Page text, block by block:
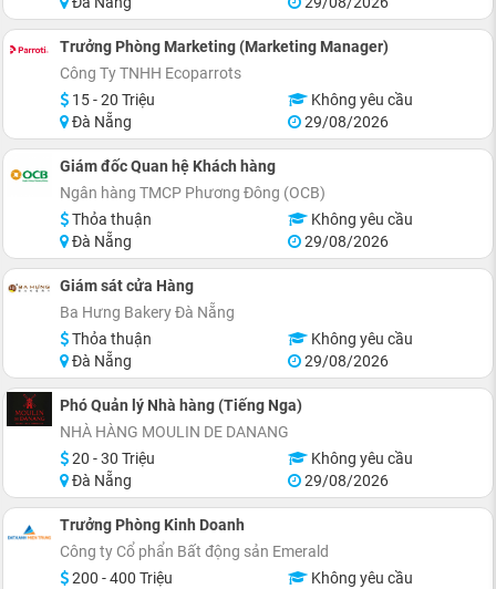
Trưởng Phòng Marketing (Marketing Manager)
Công Ty TNHH Ecoparrots
15 - 20 Triệu
Không yêu cầu
Đà Nẵng
29/08/2026
Giám đốc Quan hệ Khách hàng
Ngân hàng TMCP Phương Đông (OCB)
Thỏa thuận
Không yêu cầu
Đà Nẵng
29/08/2026
Giám sát cửa Hàng
Ba Hưng Bakery Đà Nẵng
Thỏa thuận
Không yêu cầu
Đà Nẵng
29/08/2026
Phó Quản lý Nhà hàng (Tiếng Nga)
NHÀ HÀNG MOULIN DE DANANG
20 - 30 Triệu
Không yêu cầu
Đà Nẵng
29/08/2026
Trưởng Phòng Kinh Doanh
Công ty Cổ phẩn Bất động sản Emerald
200 - 400 Triệu
Không yêu cầu